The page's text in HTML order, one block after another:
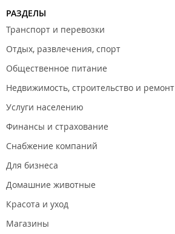
РАЗДЕЛЫ
Транспорт и перевозки
Отдых, развлечения, спорт
Общественное питание
Недвижимость, строительство и ремонт
Услуги населению
Финансы и страхование
Снабжение компаний
Для бизнеса
Домашние животные
Красота и уход
Магазины